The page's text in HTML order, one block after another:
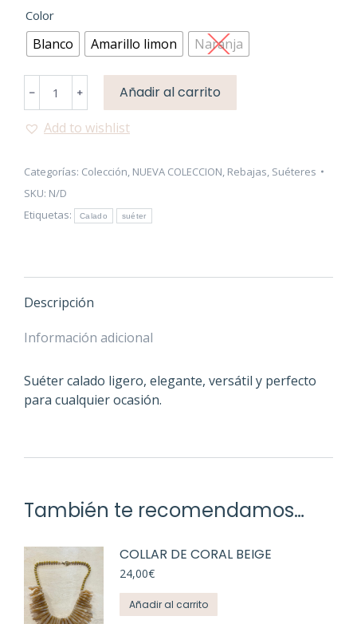
Color
Blanco Amarillo limon Naranja
Calado
cantidad
﹣ ﹢ Añadir al carrito
Add to wishlist
Categorías: Colección, NUEVA COLECCION, Rebajas, Suéteres
SKU: N/D
Etiquetas:
Calado suéter
Descripción
Información adicional
Suéter calado ligero, elegante, versátil y perfecto
para cualquier ocasión.
También te recomendamos…
COLLAR DE CORAL BEIGE
24,00€
Añadir al carrito